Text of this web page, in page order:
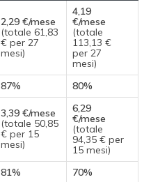
2,29 €/mese
(totale 61,83
€ per 27
mesi)
4,19
€/mese
(totale
113,13 €
per 27
mesi)
87% 80%
3,39 €/mese
(totale 50,85
€ per 15
mesi)
6,29
€/mese
(totale
94,35 € per
15 mesi)
81% 70%